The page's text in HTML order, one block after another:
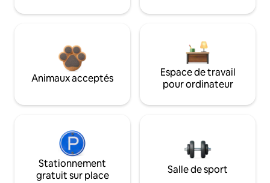
Animaux acceptés
Espace de travail
pour ordinateur
Stationnement
gratuit sur place
Salle de sport